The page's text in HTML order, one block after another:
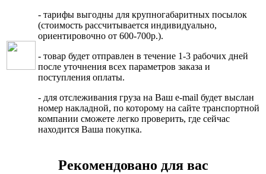
- тарифы выгодны для крупногабаритных посылок
(стоимость рассчитывается индивидуально,
ориентировочно от 600-700р.).
- товар будет отправлен в течение 1-3 рабочих дней
после уточнения всех параметров заказа и
поступления оплаты.
- для отслеживания груза на Ваш e-mail будет выслан
номер накладной, по которому на сайте транспортной
компании сможете легко проверить, где сейчас
находится Ваша покупка.
Рекомендовано для вас